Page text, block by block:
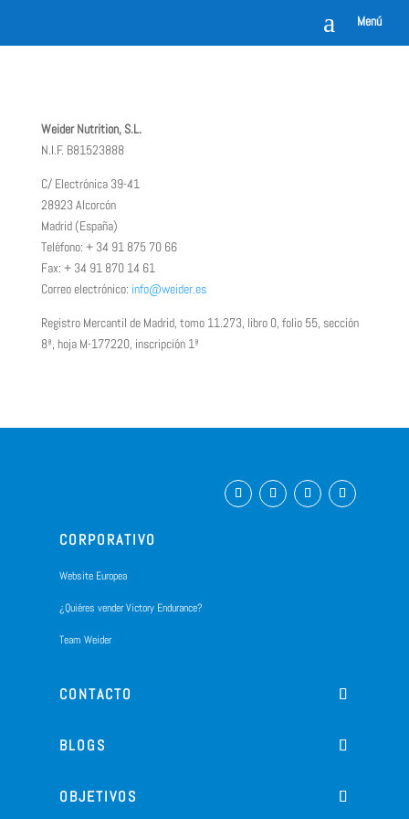
a Menú
Weider Nutrition, S.L.
N.I.F. B81523888
C/ Electrónica 39-41
28923 Alcorcón
Madrid (España)
Teléfono: + 34 91 875 70 66
Fax: + 34 91 870 14 61
Correo electrónico: info@weider.es
Registro Mercantil de Madrid, tomo 11.273, libro 0, folio 55, sección
8ª, hoja M-177220, inscripción 1ª
CORPORATIVO
Website Europea
¿Quiéres vender Victory Endurance?
Team Weider
CONTACTO
BLOGS
OBJETIVOS